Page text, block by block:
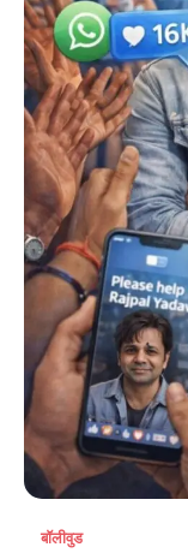
बॉलीवुड